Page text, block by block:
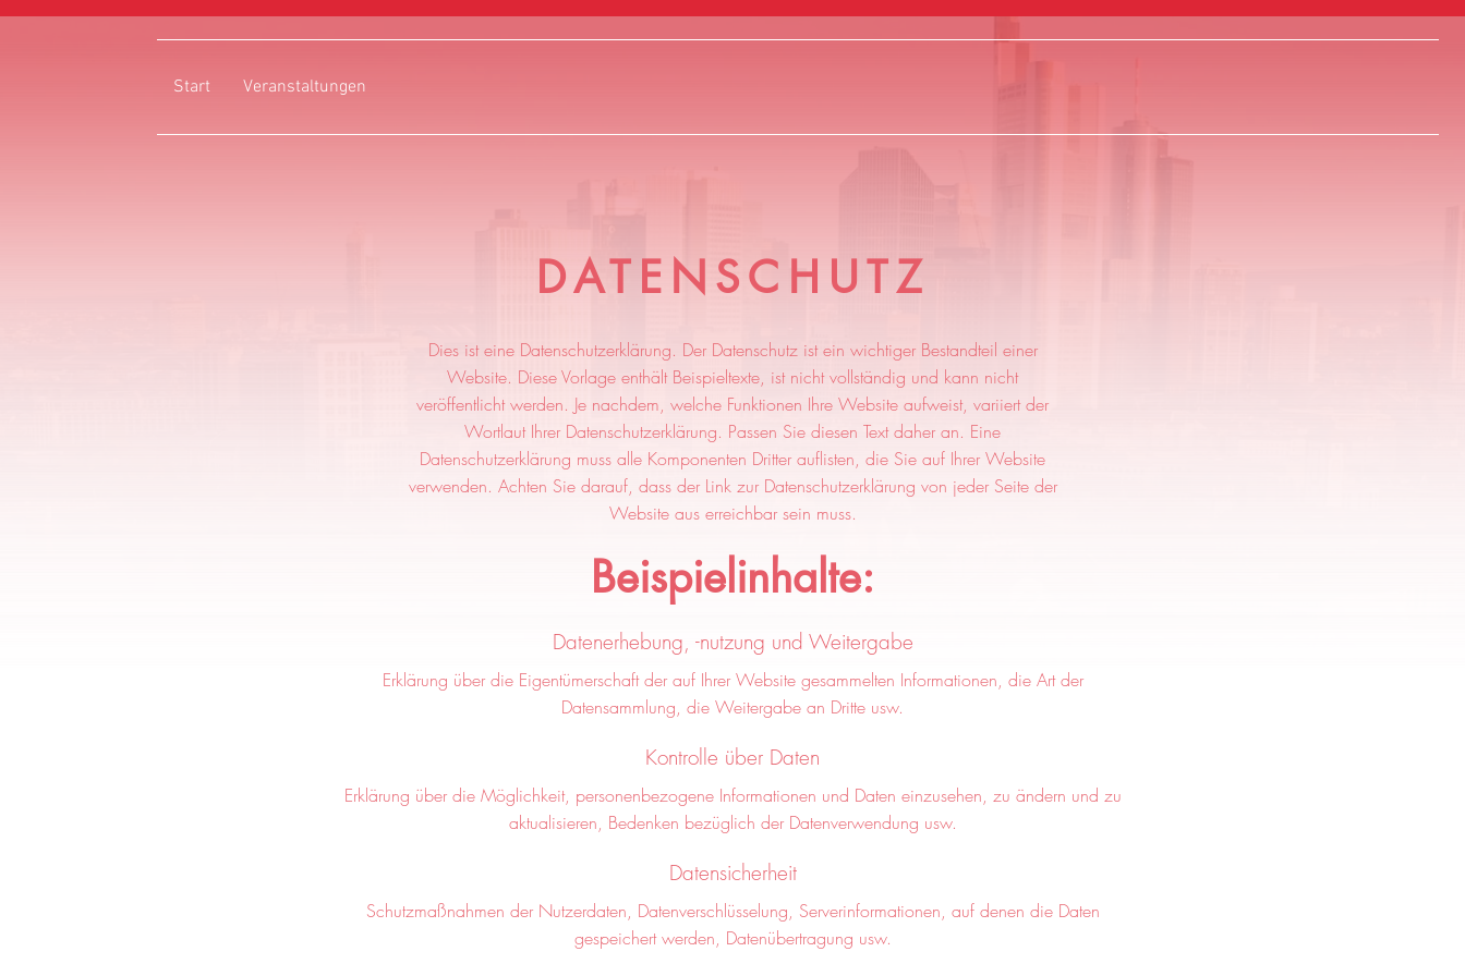
Start Veranstaltungen
DATENSCHUTZ
Dies ist eine Datenschutzerklärung. Der Datenschutz ist ein wichtiger Bestandteil einer
Website. Diese Vorlage enthält Beispieltexte, ist nicht vollständig und kann nicht
veröffentlicht werden. Je nachdem, welche Funktionen Ihre Website aufweist, variiert der
Wortlaut Ihrer Datenschutzerklärung. Passen Sie diesen Text daher an. Eine
Datenschutzerklärung muss alle Komponenten Dritter auflisten, die Sie auf Ihrer Website
verwenden. Achten Sie darauf, dass der Link zur Datenschutzerklärung von jeder Seite der
Website aus erreichbar sein muss.
Beispielinhalte:
Datenerhebung, -nutzung und Weitergabe
Erklärung über die Eigentümerschaft der auf Ihrer Website gesammelten Informationen, die Art der
Datensammlung, die Weitergabe an Dritte usw.
Kontrolle über Daten
Erklärung über die Möglichkeit, personenbezogene Informationen und Daten einzusehen, zu ändern und zu
aktualisieren, Bedenken bezüglich der Datenverwendung usw.
Datensicherheit
Schutzmaßnahmen der Nutzerdaten, Datenverschlüsselung, Serverinformationen, auf denen die Daten
gespeichert werden, Datenübertragung usw.